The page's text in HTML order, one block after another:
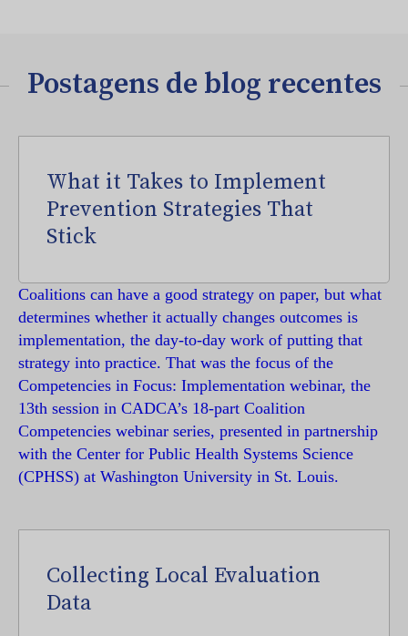
Postagens de blog recentes
What it Takes to Implement
Prevention Strategies That
Stick
Coalitions can have a good strategy on paper, but what
determines whether it actually changes outcomes is
implementation, the day-to-day work of putting that
strategy into practice. That was the focus of the
Competencies in Focus: Implementation webinar, the
13th session in CADCA’s 18-part Coalition
Competencies webinar series, presented in partnership
with the Center for Public Health Systems Science
(CPHSS) at Washington University in St. Louis.
Collecting Local Evaluation
Data